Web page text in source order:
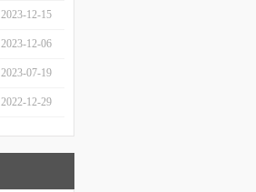
2023-12-15
2023-12-06
2023-07-19
2022-12-29